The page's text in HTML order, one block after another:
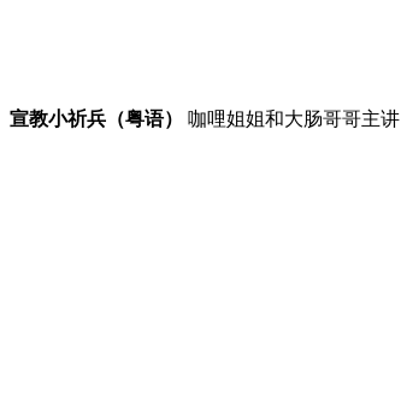
宣教小祈兵（粤语） 咖哩姐姐和大肠哥哥主讲